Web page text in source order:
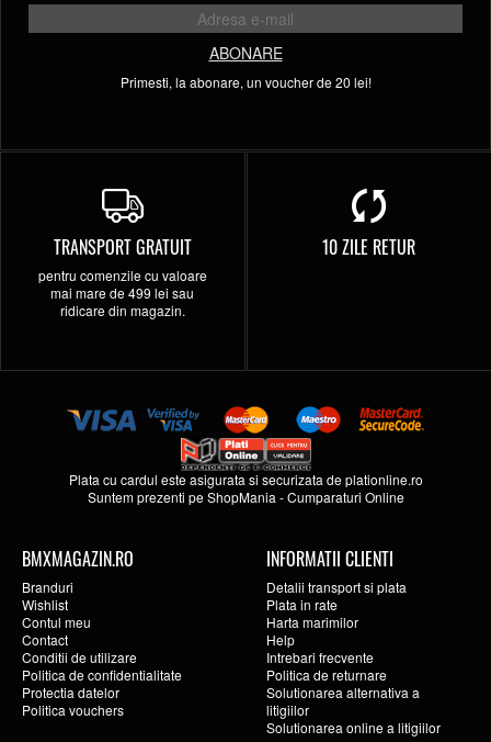
ABONARE
Primesti, la abonare, un voucher de 20 lei!
TRANSPORT GRATUIT
pentru comenzile cu valoare
mai mare de 499 lei sau
ridicare din magazin.
10 ZILE RETUR
Plata cu cardul este asigurata si securizata deplationline.ro
Suntem prezenti peShopMania -Cumparaturi Online
BMXMAGAZIN.RO
Branduri
Wishlist
Contul meu
Contact
Conditii de utilizare
Politica de confidentialitate
Protectia datelor
Politica vouchers
INFORMATII CLIENTI
Detalii transport si plata
Plata in rate
Harta marimilor
Help
Intrebari frecvente
Politica de returnare
Solutionarea alternativa a
litigiilor
Solutionarea online a litigiilor